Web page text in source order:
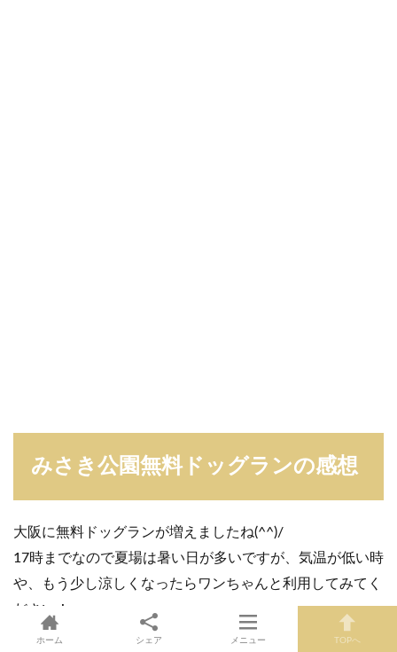
みさき公園無料ドッグランの感想
大阪に無料ドッグランが増えましたね(^^)/
17時までなので夏場は暑い日が多いですが、気温が低い時
や、もう少し涼しくなったらワンちゃんと利用してみてく
ださい！
ホーム シェア メニュー TOPへ